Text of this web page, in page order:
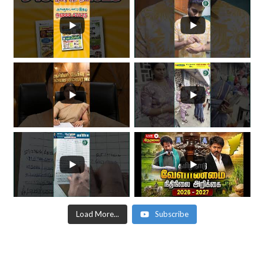
Load More... Subscribe